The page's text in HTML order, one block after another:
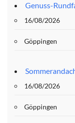
Genuss-
16/08/2026
Göppingen
16/08/2026
Göppingen